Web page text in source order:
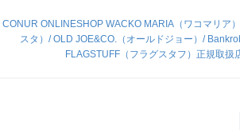
CONUR ONLINESHOP WACKO MARIA（ワコマリア
スタ）/ OLD JOE&CO.（オールドジョー）/
FLAGSTUFF（フラグスタフ）正規取扱